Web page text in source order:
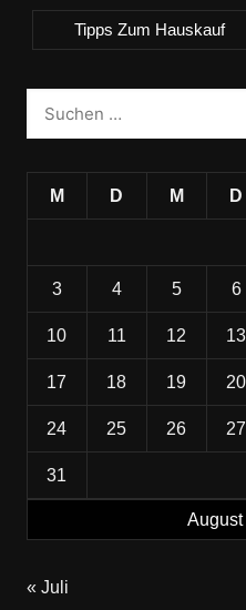
Tipps Zum Hauskauf
M D M D
3 4 5 6
10 11 12 13
17 18 19 20
24 25 26 27
31
« Juli